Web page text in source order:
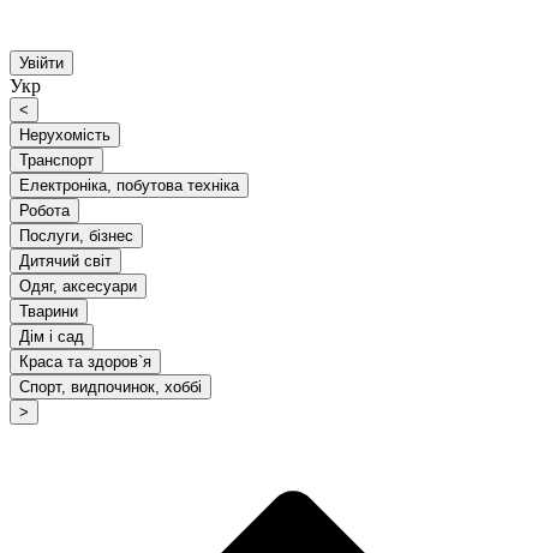
Увійти
Укр
<
Нерухомість
Транспорт
Електроніка, побутова техніка
Робота
Послуги, бізнес
Дитячий світ
Одяг, аксесуари
Тварини
Дім і сад
Краса та здоров`я
Спорт, видпочинок, хоббі
>